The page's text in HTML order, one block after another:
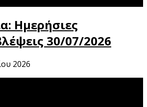
Ημερήσιες
30/07/2026
2026